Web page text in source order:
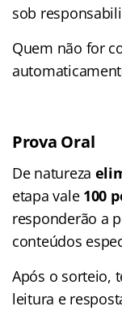
sob
Quem não for
Prova Oral
De natureza
etapa vale 100
responderão a
conteúdos
Após o sorteio,
leitura e